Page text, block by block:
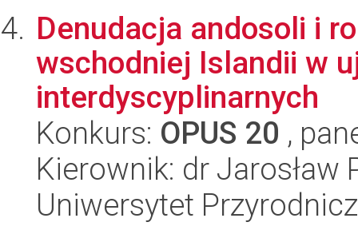
Denudacja andosoli i
wschodniej Islandii w
interdyscyplinarnych
Konkurs: OPUS 20 ,
Kierownik: dr Jarosław
Uniwersytet